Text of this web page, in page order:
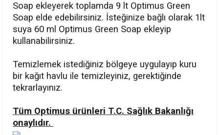
Soap ekleyerek toplamda 9 lt Optimus Green
Soap elde edebilirsiniz. İsteğinize bağlı olarak 1lt
suya 60 ml Optimus Green Soap ekleyip
kullanabilirsiniz.
Temizlemek istediğiniz bölgeye uygulayıp kuru
bir kağıt havlu ile temizleyiniz, gerektiğinde
tekrarlayınız.
Tüm Optimus ürünleri T.C. Sağlık Bakanlığı
onaylıdır.